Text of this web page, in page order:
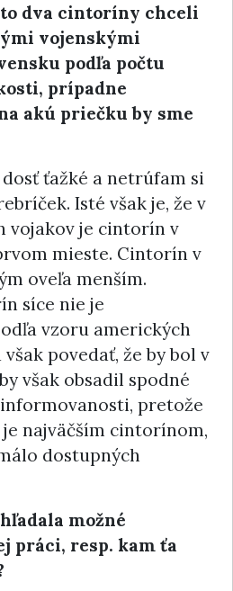
dva cintoríny chceli
vojenskými
podľa počtu
prípadne
akú priečku by sme
dosť ťažké a netrúfam si
Isté však je, že v
vojakov je cintorín v
mieste. Cintorín v
oveľa menším.
síce nie je
vzoru amerických
povedať, že by bol v
však obsadil spodné
pretože
najväčším cintorínom,
dostupných
možné
práci, resp. kam ťa